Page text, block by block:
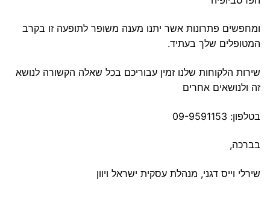
ומחפשים פתרונות אשר יתנו מענה משופר לתופעה זו בקרב
המטופלים שלך בעתיד.
שירות הלקוחות שלנו זמין עבוריכם בכל שאלה הקשורה לנושא
זה ולנושאים אחרים
בטלפון: 09-9591153
בברכה,
שירלי וייס דגני, מנהלת עסקית ישראל ויוון